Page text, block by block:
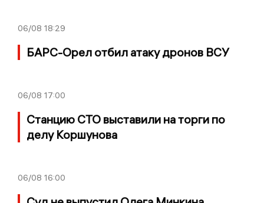
06/08 18:29
БАРС-Орел отбил атаку дронов ВСУ
06/08 17:00
Станцию СТО выставили на торги по
делу Коршунова
06/08 16:00